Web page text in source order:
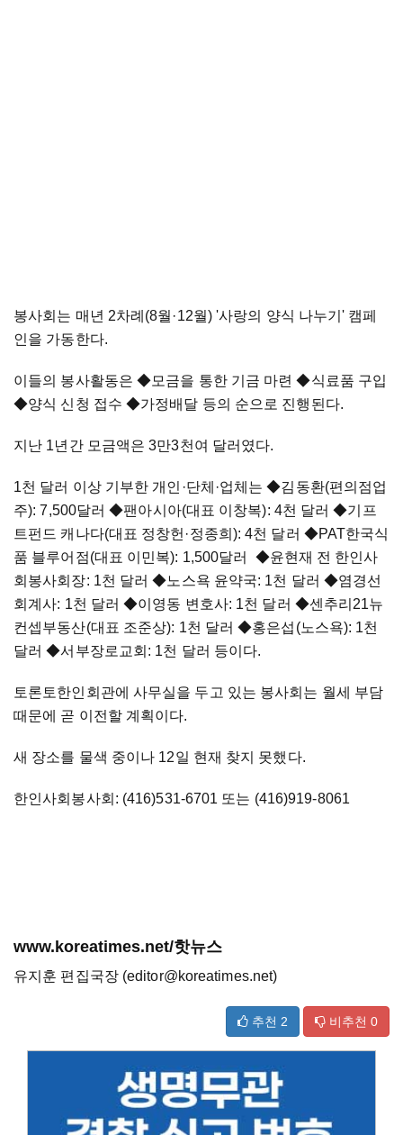
봉사회는 매년 2차례(8월 ·12월) '사랑의 양식 나누기' 캠페
인을 가동한다.
이들의 봉사활동은 ◆모금을 통한 기금 마련◆식료품 구입
◆양식 신청 접수 ◆가정배달 등의 순으로 진행된다.
지난 1년간 모금액은 3만3천여 달러였다.
1천 달러 이상 기부한 개인·단체·업체는 ◆김동환(편의점업
주): 7,500달러 ◆팬아시아(대표 이창복): 4천 달러 ◆기프
트펀드 캐나다(대표 정창헌·정종희): 4천 달러 ◆PAT한국식
품 블루어점(대표 이민복): 1,500달러 ◆윤현재 전 한인사
회봉사회장: 1천 달러 ◆노스욕 윤약국: 1천 달러 ◆염경선
회계사: 1천 달러 ◆이영동 변호사: 1천 달러 ◆센추리21뉴
컨셉부동산(대표 조준상): 1천 달러 ◆홍은섭(노스욕): 1천
달러 ◆서부장로교회: 1천 달러 등이다.
토론토한인회관에 사무실을 두고 있는 봉사회는 월세 부담
때문에 곧 이전할 계획이다.
새 장소를 물색 중이나 12일 현재 찾지 못했다.
한인사회봉사회: (416)531-6701 또는 (416)919-8061
www.koreatimes.net/핫뉴스
유지훈 편집국장 (editor@koreatimes.net)
추천 2 비추천 0